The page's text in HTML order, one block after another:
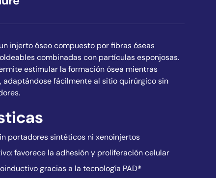
injerto óseo compuesto por fibras óseas
combinadas con partículas esponjosas.
estimular la formación ósea mientras
adaptándose fácilmente al sitio quirúrgico sin
portadores sintéticos ni xenoinjertos
favorece la adhesión y proliferación celular
gracias a la tecnología PAD®